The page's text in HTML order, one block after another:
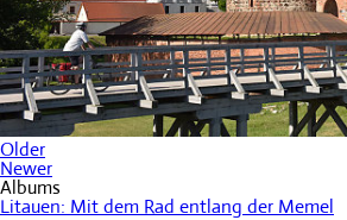
Older
Newer
Albums
Litauen: Mit dem Rad entlang der Memel